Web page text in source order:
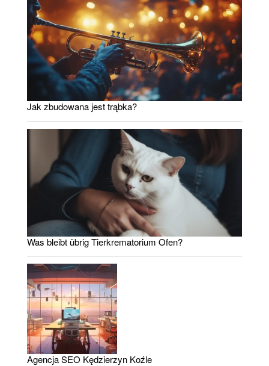
Jak zbudowana jest trąbka?
Was bleibt übrig Tierkrematorium Ofen?
Agencja SEO Kędzierzyn Koźle